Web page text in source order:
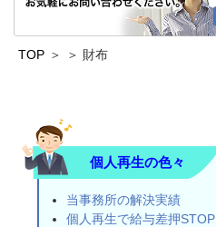
TOP 財布
個人再生の色々
当事務所の解決実績
個人再生で給与差押STOP